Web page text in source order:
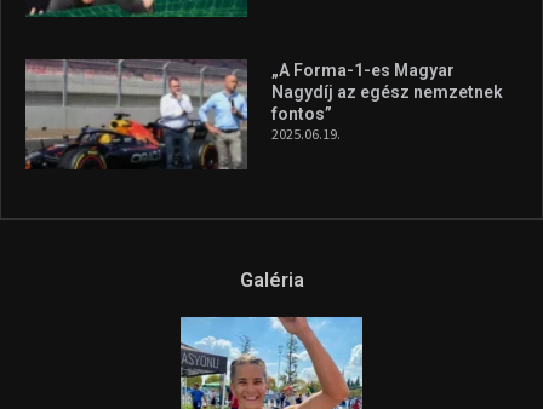
„A Forma-1-es Magyar
Nagydíj az egész nemzetnek
fontos”
2025.06.19.
Galéria